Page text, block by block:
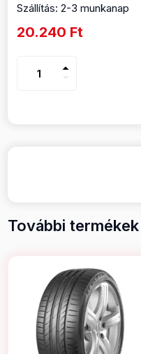
Szállítás: 2-3 munkanap
20.240 Ft
arrow_drop_up
További termékek